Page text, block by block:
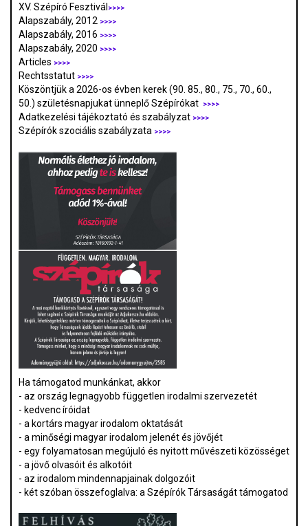
XV. Szépíró Fesztivál >>>>
Alapszabály, 2012 >>>>
Alapszabály, 2016 >>>>
Alapszabály, 2020 >>>>
Articles >>>>
Rechtsstatut >>>>
Köszöntjük a 2026-os évben kerek (90. 85., 80., 75., 70., 60.,
50.) születésnapjukat ünneplő Szépírókat
>>>>
Adatkezelési tájékoztató és szabályzat >>>>
Szépírók szociális szabályzata >>>>
Ha támogatod munkánkat, akkor
- az ország legnagyobb független irodalmi szervezetét
- kedvenc íróidat
- a kortárs magyar irodalom oktatását
- a minőségi magyar irodalom jelenét és jövőjét
- egy folyamatosan megújuló és nyitott művészeti közösséget
- a jövő olvasóit és alkotóit
- az irodalom mindennapjainak dolgozóit
- két szóban összefoglalva: a Szépírók Társaságát támogatod